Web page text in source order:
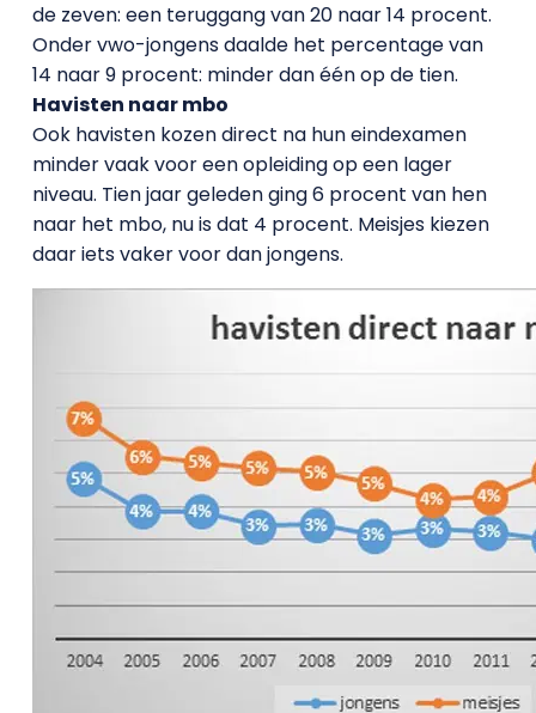
de zeven: een teruggang van 20 naar 14 procent.
Onder vwo-jongens daalde het percentage van
14 naar 9 procent: minder dan één op de tien.
Havisten naar mbo
Ook havisten kozen direct na hun eindexamen
minder vaak voor een opleiding op een lager
niveau. Tien jaar geleden ging 6 procent van hen
naar het mbo, nu is dat 4 procent. Meisjes kiezen
daar iets vaker voor dan jongens.